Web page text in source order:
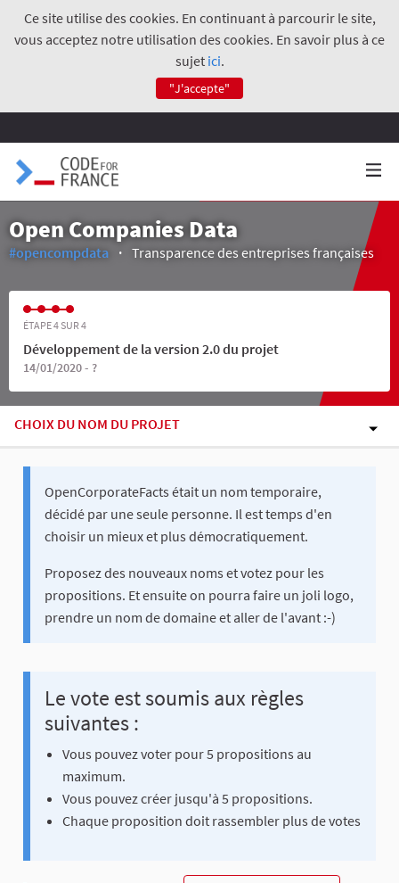
Ce site utilise des cookies. En continuant à parcourir le site,
vous acceptez notre utilisation des cookies. En savoir plus à ce
sujet ici.
"J'accepte"
Open Companies Data
#opencompdata Transparence des entreprises françaises
ÉTAPE 4 SUR 4
Développement de la version 2.0 du projet
14/01/2020 - ?
CHOIX DU NOM DU PROJET
OpenCorporateFacts était un nom temporaire,
décidé par une seule personne. Il est temps d'en
choisir un mieux et plus démocratiquement.
Proposez des nouveaux noms et votez pour les
propositions. Et ensuite on pourra faire un joli logo,
prendre un nom de domaine et aller de l'avant :-)
Le vote est soumis aux règles
suivantes :
Vous pouvez voter pour 5 propositions au
maximum.
Vous pouvez créer jusqu'à 5 propositions.
Chaque proposition doit rassembler plus de votes